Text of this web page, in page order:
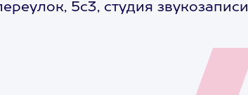
5с3, студия звукозаписи